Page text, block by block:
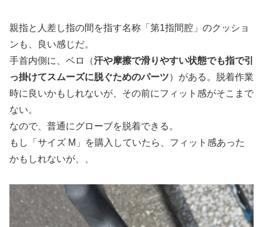
親指と人差し指の間を指す名称「第1指間腔」のクッショ
ンも、良い感じだ。
手首内側に、ベロ（汗や摩擦で滑りやすい状態でも指で引
っ掛けてスムーズに脱ぐためのパーツ）がある。脱着作業
時に良いかもしれないが、その前にフィット感がそこまで
ない。
なので、普通にグローブを脱着できる。
もし「サイズ M」を購入していたら、フィット感あった
かもしれないが、、